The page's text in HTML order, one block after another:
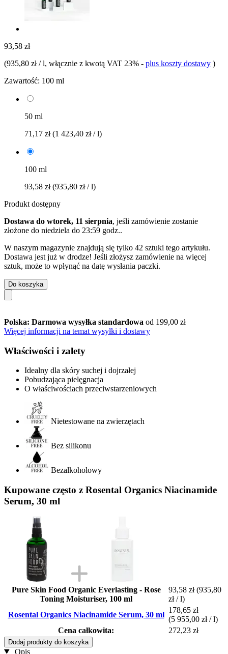
93,58 zł
(935,80 zł / l, włącznie z kwotą VAT 23% - plus koszty dostawy )
Zawartość: 100 ml
50 ml
71,17 zł(1 423,40 zł / l)
100 ml
93,58 zł(935,80 zł / l)
Produkt dostępny
Dostawa do wtorek, 11 sierpnia, jeśli zamówienie zostanie
złożone do niedziela do 23:59 godz..
W naszym magazynie znajdują się tylko 42 sztuki tego artykułu.
Dostawa jest już w drodze! Jeśli złożysz zamówienie na więcej
sztuk, może to wpłynąć na datę wysłania paczki.
Do koszyka
Polska: Darmowa wysyłka standardowa od 199,00 zł
Więcej informacji na temat wysyłki i dostawy
Właściwości i zalety
Idealny dla skóry suchej i dojrzałej
Pobudzająca pielęgnacja
O właściwościach przeciwstarzeniowych
Nietestowane na zwierzętach
Bez silikonu
Bezalkoholowy
Kupowane często z Rosental Organics Niacinamide
Serum, 30 ml
Pure Skin Food Organic Everlasting - Rose
Toning Moisturiser, 100 ml
93,58 zł (935,80
zł / l)
Rosental Organics Niacinamide Serum, 30 ml
178,65 zł
(5 955,00 zł / l)
Cena całkowita:
272,23 zł
Dodaj produkty do koszyka
Opis